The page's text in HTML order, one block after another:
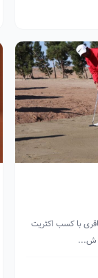
با کسب اکثریت
ش...